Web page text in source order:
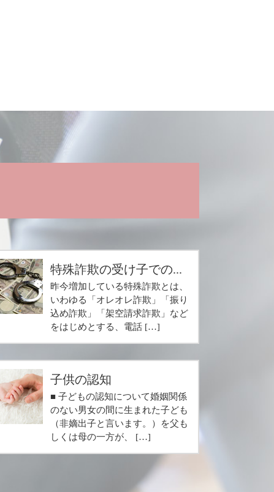
特殊詐欺の受け子での...
昨今増加している特殊詐欺とは、
いわゆる「オレオレ詐欺」「振り
込め詐欺」「架空請求詐欺」など
をはじめとする、電話 […]
子供の認知
■ 子どもの認知について婚姻関係
のない男女の間に生まれた子ども
（非嫡出子と言います。）を父も
しくは母の一方が、 […]